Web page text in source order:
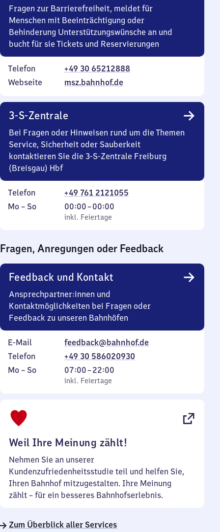
Fragen zur Barrierefreiheit, meldet für
Menschen mit Beeinträchtigung oder
Behinderung Unterstützungswünsche an und
bucht für sie Tickets und Reservierungen
Telefon
+49 30 65212888
Webseite
msz.bahnhof.de
3-S-Zentrale
Bei Fragen oder Hinweisen rund um die Themen
Service, Sicherheit oder Sauberkeit
kontaktieren Sie die 3-S-Zentrale Freiburg
(Breisgau) Hbf
Telefon
+49 761 2121055
Montag
Mo – So,
inkl. Feiertage
00:00–00:00
Von
0
0
Uhr
inkl. Feiertage
Fragen, Anregungen oder Feedback
Feedback und Kontakt
Ansprechpartner:innen und
Kontaktmöglichkeiten bei Fragen oder
Feedback zu unseren Bahnhöfen
E-Mail
feedback@bahnhof.de
Telefon
+49 30 586020930
Montag
Mo – So,
inkl. Feiertage
07:00–22:00
Von
7
inkl. Feiertage
Weil Ihre Meinung zählt!
Nehmen Sie an unserer
Kundenzufriedenheitsstudie teil und helfen Sie,
Ihren Bahnhof mitzugestalten. Ihre Meinung
zählt – für ein besseres Bahnhofserlebnis.
Zum Überblick aller Services